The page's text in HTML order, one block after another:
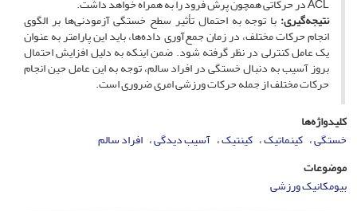
نتیجه‌گیری: با توجه به احتمال تأثیر سطح خستگی آزمودنی‌ها بر الگوی
انجام حرکات مختلف، در زمان جمع‌آوری داده‌ها، باید این پارامتر به عنوان
یک عامل کنترلی در نظر گرفته شود. ضمن اینکه به دلیل افزایش احتمال
بروز آسیب به دنبال خستگی در افراد سالم، توجه به این عامل حین انجام
حرکات مختلف از جمله حرکات ورزشی امری ضروری است.
کلیدواژه‌ها
خستگی کینماتیک کینتیک آسیب دیدگی افراد سالم
موضوعات
بیومکانیک ورزشی